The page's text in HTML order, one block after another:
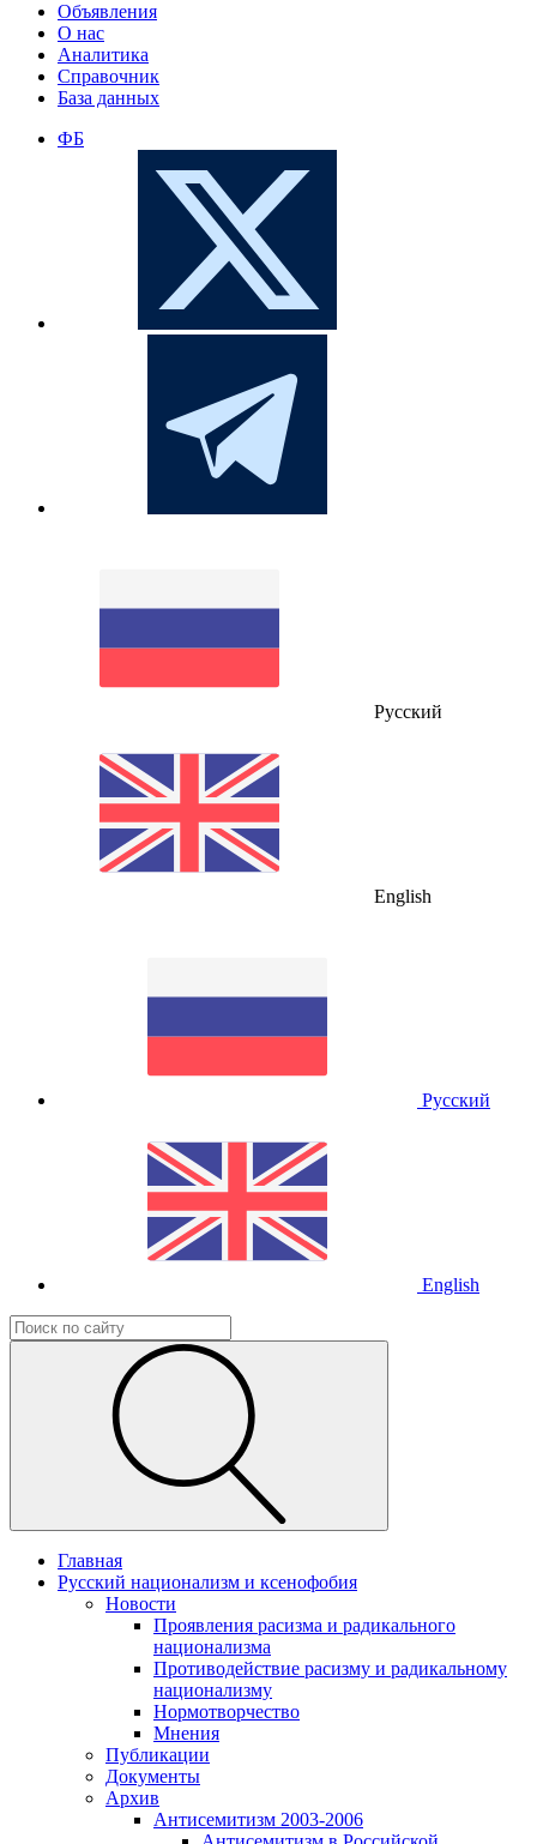
Объявления
О нас
Аналитика
Справочник
База данных
ФБ
Русский
English
Русский
English
Главная
Русский национализм и ксенофобия
Новости
Проявления расизма и радикального
национализма
Противодействие расизму и радикальному
национализму
Нормотворчество
Мнения
Публикации
Документы
Архив
Антисемитизм 2003-2006